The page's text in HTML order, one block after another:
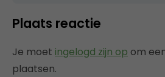
Plaats reactie
Je moet ingelogd zijn op om
plaatsen.